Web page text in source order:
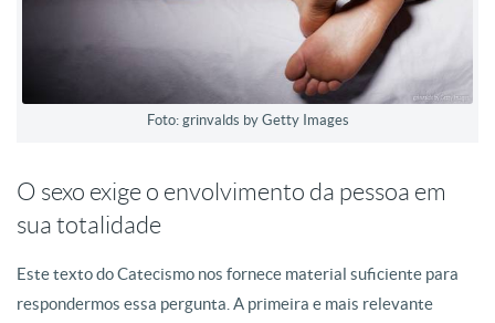
Foto: grinvalds by Getty Images
O sexo exige o envolvimento da pessoa em
sua totalidade
Este texto do Catecismo nos fornece material suficiente para
respondermos essa pergunta. A primeira e mais relevante